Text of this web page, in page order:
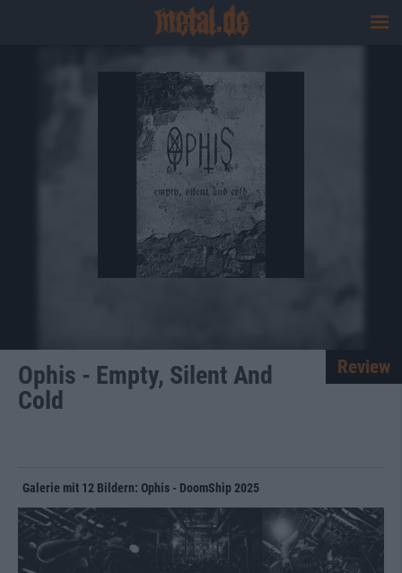
Ophis - Empty, Silent And
Cold
Review
Galerie mit 12 Bildern: Ophis - DoomShip 2025